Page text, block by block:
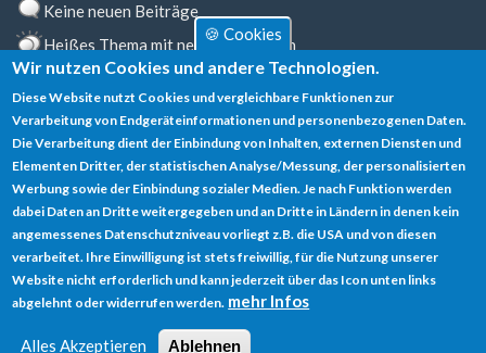
Keine neuen Beiträge
Heißes Thema mit neuen Beiträgen
Heißes Thema ohne neue Beiträge
Markiertes Thema
Gesperrtes Thema
Datenschutz
🍪 Cookies
Wir nutzen Cookies und andere Technologien.
Diese Website nutzt Cookies und vergleichbare Funktionen zur
Verarbeitung von Endgeräteinformationen und personenbezogenen Daten.
Die Verarbeitung dient der Einbindung von Inhalten, externen Diensten und
Elementen Dritter, der statistischen Analyse/Messung, der personalisierten
Werbung sowie der Einbindung sozialer Medien. Je nach Funktion werden
dabei Daten an Dritte weitergegeben und an Dritte in Ländern in denen kein
angemessenes Datenschutzniveau vorliegt z.B. die USA und von diesen
verarbeitet. Ihre Einwilligung ist stets freiwillig, für die Nutzung unserer
Website nicht erforderlich und kann jederzeit über das Icon unten links
abgelehnt oder widerrufen werden. mehr Infos
Alles Akzeptieren Ablehnen